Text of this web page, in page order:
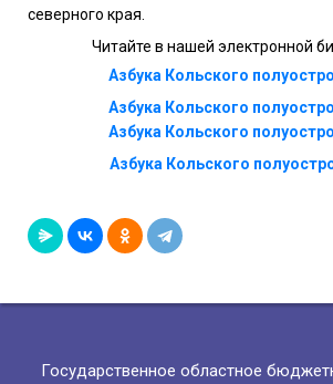
северного края.
Читайте в нашей электронной
Азбука Кольского
Азбука Кольского
Азбука Кольского
Азбука Кольского
Государственное областное